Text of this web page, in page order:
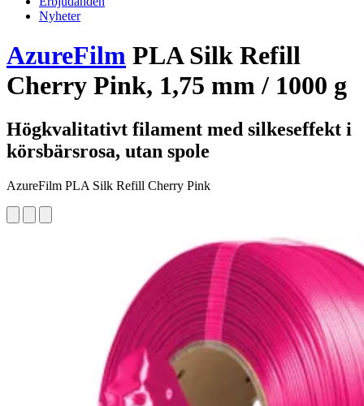
Nyheter
AzureFilm PLA Silk Refill
Cherry Pink, 1,75 mm / 1000 g
Högkvalitativt filament med silkeseffekt i
körsbärsrosa, utan spole
AzureFilm PLA Silk Refill Cherry Pink